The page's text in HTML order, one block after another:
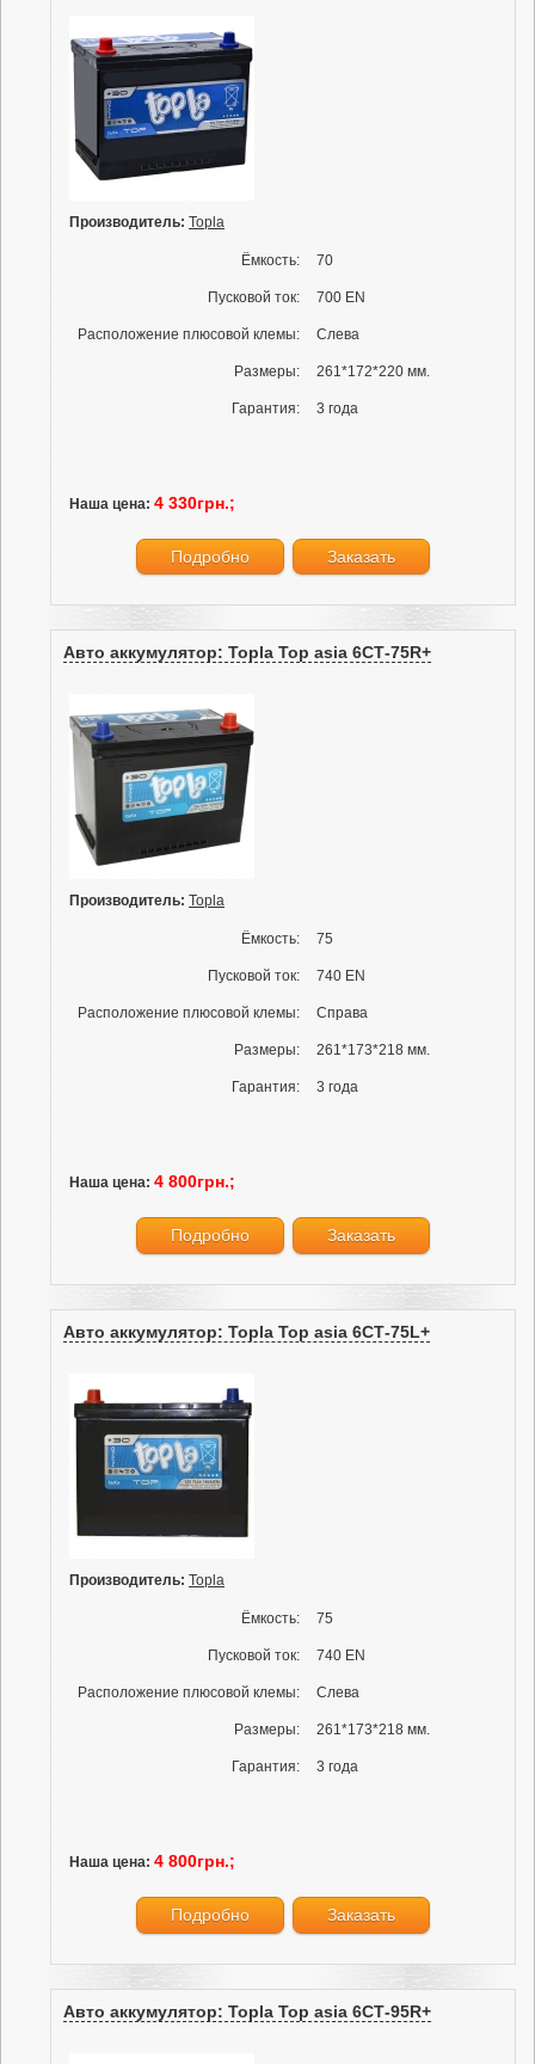
Производитель: Topla
Ёмкость: 70
Пусковой ток: 700 EN
Расположение плюсовой клемы: Слева
Размеры: 261*172*220 мм.
Гарантия: 3 года
Наша цена: 4 330грн.;
Подробно Заказать
Авто аккумулятор: Topla Top asia 6СТ-75R+
Производитель: Topla
Ёмкость: 75
Пусковой ток: 740 EN
Расположение плюсовой клемы: Справа
Размеры: 261*173*218 мм.
Гарантия: 3 года
Наша цена: 4 800грн.;
Подробно Заказать
Авто аккумулятор: Topla Top asia 6СТ-75L+
Производитель: Topla
Ёмкость: 75
Пусковой ток: 740 EN
Расположение плюсовой клемы: Слева
Размеры: 261*173*218 мм.
Гарантия: 3 года
Наша цена: 4 800грн.;
Подробно Заказать
Авто аккумулятор: Topla Top asia 6СТ-95R+